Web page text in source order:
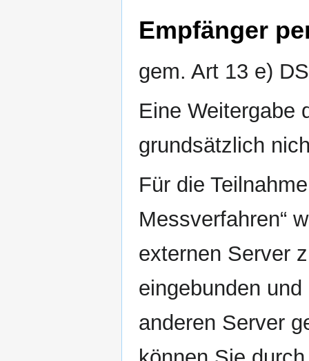
Empfänger
gem. Art 13 e)
Eine Weitergabe
grundsätzlich
Für die
Messverfahren“
externen Server
eingebunden
anderen Server